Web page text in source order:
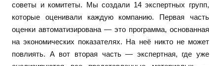
советы и комитеты. Мы создали 14 экспертных групп,
которые оценивали каждую компанию. Первая часть
оценки автоматизирована — это программа, основанная
на экономических показателях. На неё никто не может
повлиять. А вот вторая часть — экспертная, где уже